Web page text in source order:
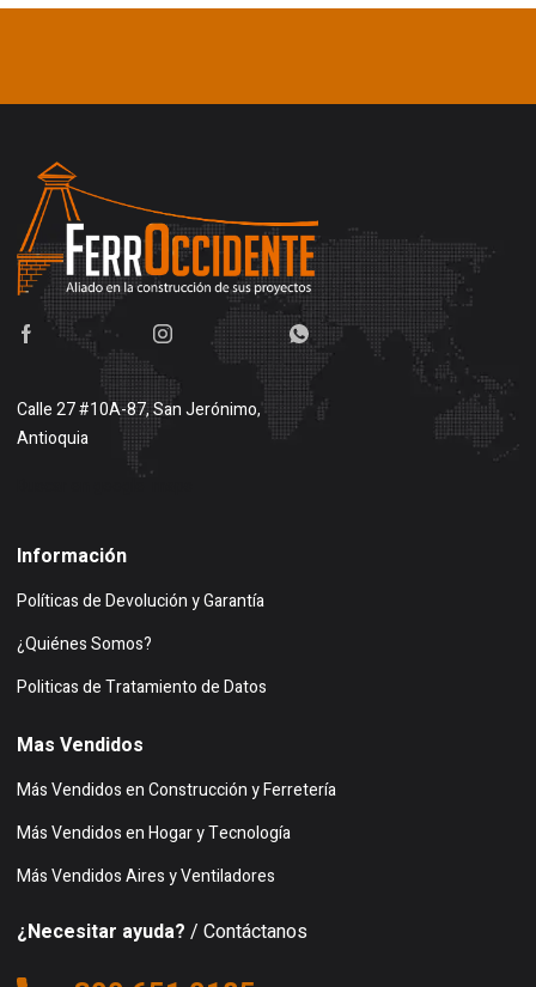
Calle 27 #10A-87, San Jerónimo,
Antioquia
Información
Políticas de Devolución y Garantía
¿Quiénes Somos?
Politicas de Tratamiento de Datos
Mas Vendidos
Más Vendidos en Construcción y Ferretería
Más Vendidos en Hogar y Tecnología
Más Vendidos Aires y Ventiladores
¿Necesitar ayuda? / Contáctanos